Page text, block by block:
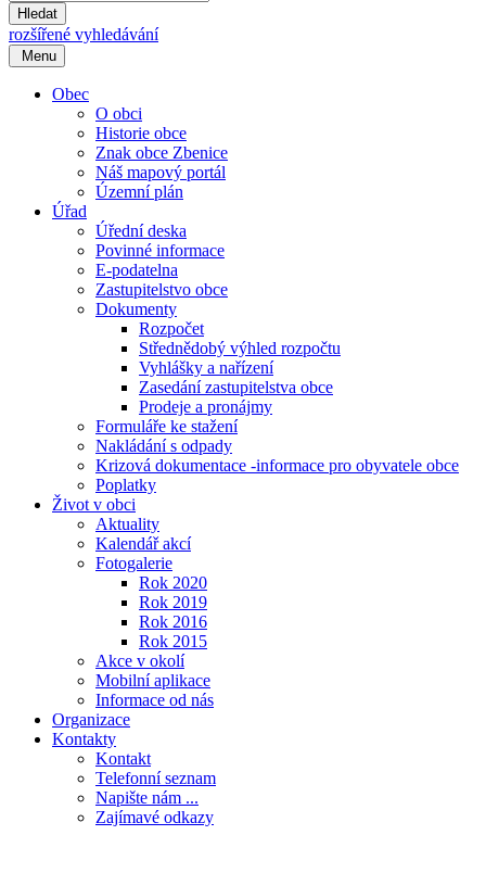
Hledat
rozšířené vyhledávání
Menu
Obec
O obci
Historie obce
Znak obce Zbenice
Náš mapový portál
Územní plán
Úřad
Úřední deska
Povinné informace
E-podatelna
Zastupitelstvo obce
Dokumenty
Rozpočet
Střednědobý výhled rozpočtu
Vyhlášky a nařízení
Zasedání zastupitelstva obce
Prodeje a pronájmy
Formuláře ke stažení
Nakládání s odpady
Krizová dokumentace -informace pro obyvatele obce
Poplatky
Život v obci
Aktuality
Kalendář akcí
Fotogalerie
Rok 2020
Rok 2019
Rok 2016
Rok 2015
Akce v okolí
Mobilní aplikace
Informace od nás
Organizace
Kontakty
Kontakt
Telefonní seznam
Napište nám ...
Zajímavé odkazy